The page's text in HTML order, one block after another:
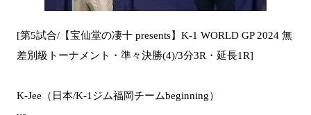
[第5試合/【宝仙堂の凄十 presents】K-1 WORLD GP 2024 無
差別級トーナメント・準々決勝(4)/3分3R・延長1R]
K-Jee（日本/K-1ジム福岡チームbeginning）